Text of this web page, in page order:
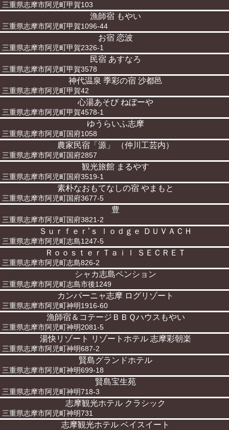
三重県志摩市阿児町甲賀103
漁師宿 もやい
三重県志摩市阿児町甲賀1096-44
お宿 恋波
三重県志摩市阿児町甲賀2326-1
民宿 あすなろ
三重県志摩市阿児町甲賀3578
神代温泉 季彩の宿 沙都邑
三重県志摩市阿児町甲賀42
心湯あそび ねぼーや
三重県志摩市阿児町甲賀4578-1
ゆうらいふ志摩
三重県志摩市阿児町国府1058
農家民宿「源」 （仲川工芸内）
三重県志摩市阿児町国府2857
観光旅館 まるやす
三重県志摩市阿児町国府3519-1
素朴なおもてなしの宿 やまもと
三重県志摩市阿児町国府3677-5
豊
三重県志摩市阿児町国府3821-2
Ｓｕｒｆｅｒ’ｓ ｌｏｄｇｅ ＤＵＶＡＣＨ
三重県志摩市阿児町志島1247-5
ＲｏｏｓｔｅｒＴａｉｌ ＳＥＣＲＥＴ
三重県志摩市阿児町志島826-2
シャカ志島ペンション
三重県志摩市阿児町志島市後1249
カンパーニャ志摩 ログリゾート
三重県志摩市阿児町神明1916-60
漁師宿＆コテージＢＢＱハウスもやい
三重県志摩市阿児町神明2081-5
湯快リゾート リゾートホテル 志摩彩朝楽
三重県志摩市阿児町神明687-2
賢島グランドホテル
三重県志摩市阿児町神明699-18
賢島宝生苑
三重県志摩市阿児町神明718-3
志摩観光ホテル クラシック
三重県志摩市阿児町神明731
志摩観光ホテル ベイスイート